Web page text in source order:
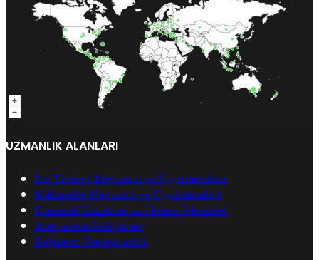
UZMANLIK ALANLARI
Dış Ticaret Mevzuatı ve Uygulamaları
Muhasebe Mevzuatı ve Uygulamaları
Finansal Yönetimi ve Finans İşlemleri
Araştırma Geliştirme
Bağımsız Danışmanlık